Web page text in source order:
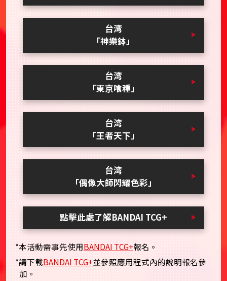
台湾
「神樂鉢」
台湾
「東京喰種」
台湾
「王者天下」
台湾
「偶像大師閃耀色彩」
點擊此處了解BANDAI TCG+
*本活動需事先使用BANDAI TCG+報名。
*請下載BANDAI TCG+並參照應用程式內的說明報名參
加。